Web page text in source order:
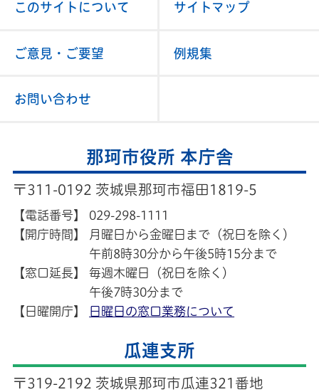
このサイトについて サイトマップ
ご意見・ご要望 例規集
お問い合わせ
那珂市役所 本庁舎
〒311-0192 茨城県那珂市福田1819-5
【電話番号】
029-298-1111
【開庁時間】
月曜日から金曜日まで（祝日を除く）
午前8時30分から午後5時15分まで
【窓口延長】
毎週木曜日（祝日を除く）
午後7時30分まで
【日曜開庁】
日曜日の窓口業務について
瓜連支所
〒319-2192 茨城県那珂市瓜連321番地